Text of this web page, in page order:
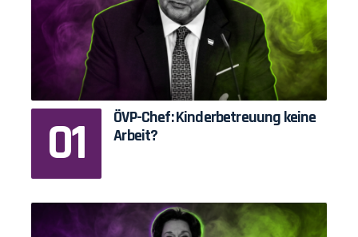
ÖVP-Chef: Kinderbetreuung keine
Arbeit?